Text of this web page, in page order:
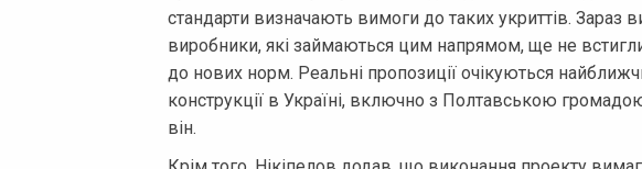
стандарти визначають вимоги до таких укриттів. Зараз
виробники, які займаються цим напрямом, ще не
до нових норм. Реальні пропозиції очікуються
конструкції в Україні, включно з Полтавською
він.